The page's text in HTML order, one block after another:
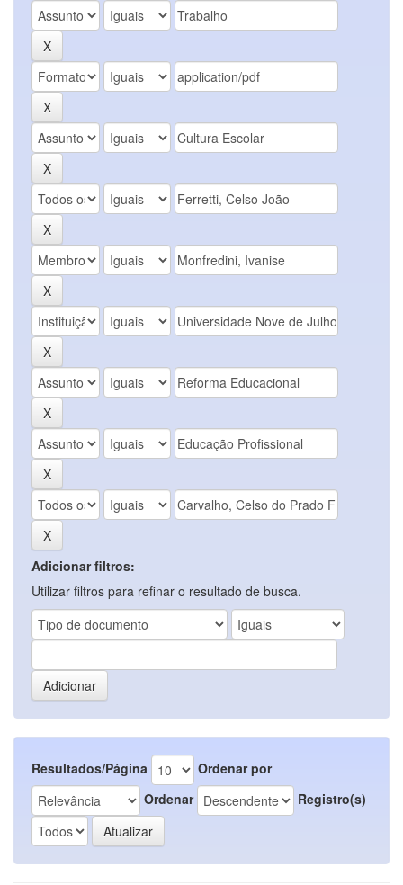
Adicionar filtros:
Utilizar filtros para refinar o resultado de busca.
Resultados/Página
Ordenar por
Ordenar
Registro(s)